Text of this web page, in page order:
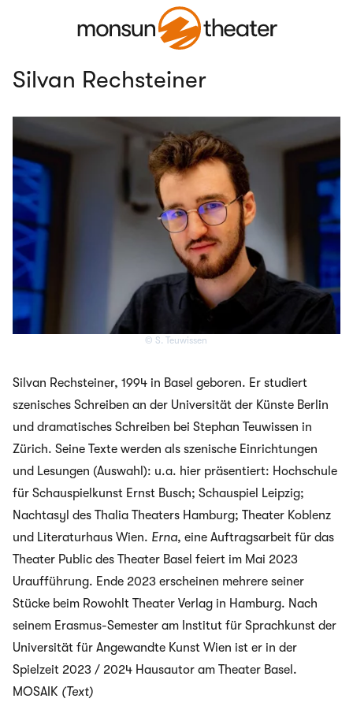
Silvan Rechsteiner
© S. Teuwissen
Silvan Rechsteiner, 1994 in Basel geboren. Er studiert
szenisches Schreiben an der Universität der Künste Berlin
und dramatisches Schreiben bei Stephan Teuwissen in
Zürich. Seine Texte werden als szenische Einrichtungen
und Lesungen (Auswahl): u.a. hier präsentiert: Hochschule
für Schauspielkunst Ernst Busch; Schauspiel Leipzig;
Nachtasyl des Thalia Theaters Hamburg; Theater Koblenz
und Literaturhaus Wien. Erna, eine Auftragsarbeit für das
Theater Public des Theater Basel feiert im Mai 2023
Uraufführung. Ende 2023 erscheinen mehrere seiner
Stücke beim Rowohlt Theater Verlag in Hamburg. Nach
seinem Erasmus-Semester am Institut für Sprachkunst der
Universität für Angewandte Kunst Wien ist er in der
Spielzeit 2023 / 2024 Hausautor am Theater Basel.
MOSAIK (Text)